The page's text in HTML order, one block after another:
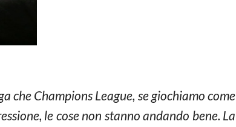
che Champions League, se giochiamo come
le cose non stanno andando bene. La